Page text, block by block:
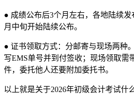
● 成绩公布后3个月左右，各地陆续
月中旬开始陆续公布。
● 证书领取方式：分邮寄与现场两种
写EMS单号并到付签收；现场领取需
件，委托他人还要附加委托书。
以上就是关于2026年初级会计考试什